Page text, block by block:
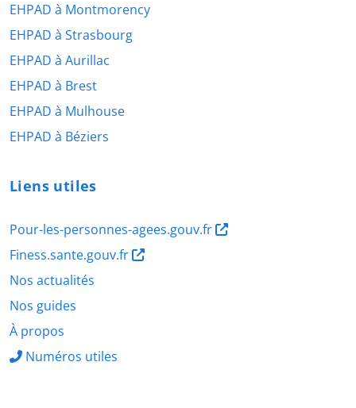
EHPAD à Montmorency
EHPAD à Strasbourg
EHPAD à Aurillac
EHPAD à Brest
EHPAD à Mulhouse
EHPAD à Béziers
Liens utiles
Pour-les-personnes-agees.gouv.fr
Finess.sante.gouv.fr
Nos actualités
Nos guides
À propos
Numéros utiles